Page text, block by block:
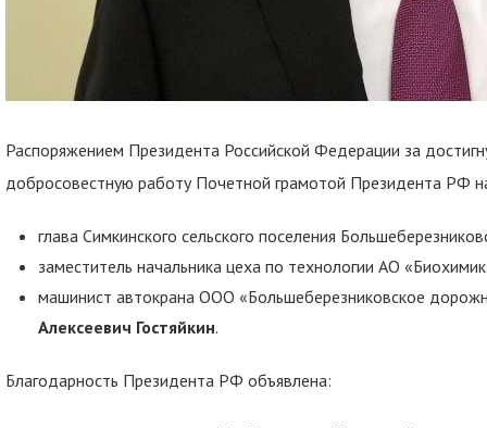
Распоряжением Президента Российской Федерации за
добросовестную работу Почетной грамотой Президента РФ
глава Симкинского сельского поселения
заместитель начальника цеха по технологии АО
машинист автокрана ООО «Большеберезниковское
Алексеевич Гостяйкин.
Благодарность Президента РФ объявлена: